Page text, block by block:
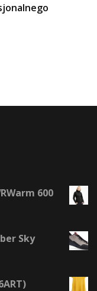
600
Sky